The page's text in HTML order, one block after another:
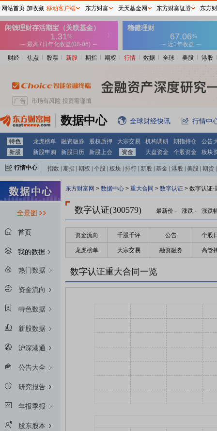
财经 焦点 股票 新股 期指 期权 行情 数据 全球 美股 港股
数据中心 全球财经快讯 行情中
特色 龙虎榜单 融资融券 股权质押 大宗交易 机构调研 期指持仓
公告
新股
新股申购 新股日历 新股上会 资金 大盘资金 个股资金 板块
行情中心 指数 期指 期权 个股 板块 排行 新股 基金 港股 美股 期货
全景图
首页
我的数据
热门数据
资金流向
特色数据
新股数据
沪深港通
公告大全
研究报告
年报季报
股东股本
东方财富网 > 数据中心 > 重大合同 > 数字认证 > 数字认证-
数字认证(300579) 最新价 - 涨跌 - 涨跌
资金流向 千股千评 公告 个股
龙虎榜单 大宗交易 融资融券 高管
数字认证重大合同一览
网站首页 加收藏 移动客户端 东方财富 天天基金网 东方财富证券 东方